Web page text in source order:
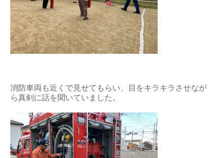
消防車両も近くで見せてもらい、目をキラキラさせなが
ら真剣に話を聞いていました。